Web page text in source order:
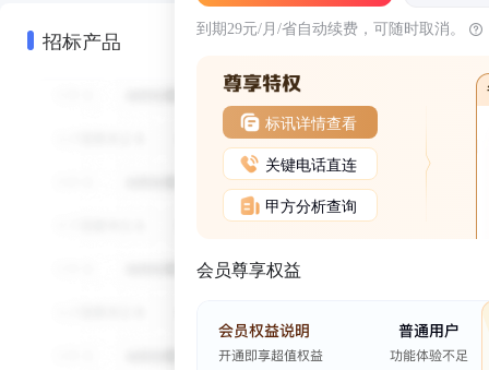
招标产品 到期29元/月/省自动续费，可随时取消。
标讯详情查看
关键电话直连
甲方分析查询
会员尊享权益